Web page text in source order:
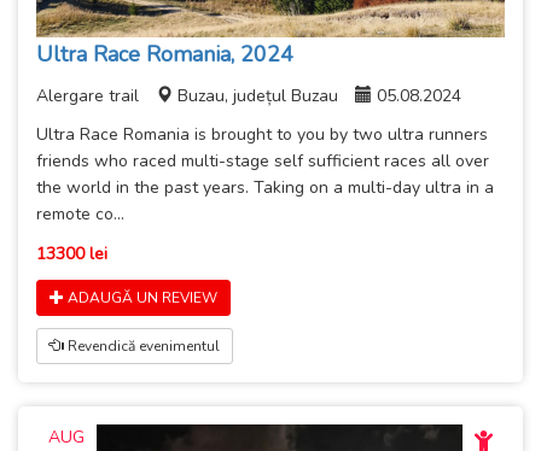
Ultra Race Romania, 2024
Alergare trail Buzau, județul Buzau
05.08.2024
Ultra Race Romania is brought to you by two ultra runners
friends who raced multi-stage self sufficient races all over
the world in the past years. Taking on a multi-day ultra in a
remote co...
13300 lei
ADAUGĂ UN REVIEW
Revendică evenimentul
AUG